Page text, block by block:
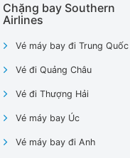
Chặng bay Southern
Airlines
Vé máy bay đi Trung Quốc
Vé đi Quảng Châu
Vé đi Thượng Hải
Vé máy bay Úc
Vé máy bay đi Anh